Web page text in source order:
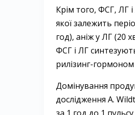
Крім того, ФСГ, ЛГ і
якої залежить
год), аніж у ЛГ (20
ФСГ і ЛГ
рилізинг-гормоном
Домінування
дослідження A.